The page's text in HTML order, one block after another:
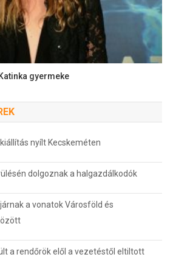
gyermeke
nyílt Kecskeméten
dolgoznak a halgazdálkodók
a vonatok Városföld és
a rendőrök elől a vezetéstől eltiltott